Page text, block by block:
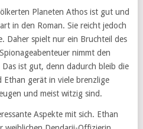
Planeten Athos ist gut und
in den Roman. Sie reicht jedoch
Daher spielt nur ein Bruchteil des
nimmt den
ist gut, denn dadurch bleib die
Ethan gerät in viele brenzlige
und meist witzig sind.
Aspekte mit sich. Ethan